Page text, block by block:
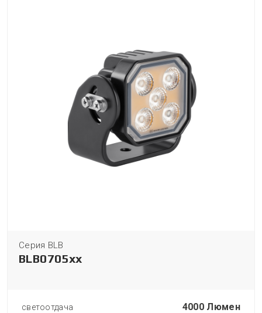
Серия BLB
BLB0705xx
светоотдача 4000 Люмен